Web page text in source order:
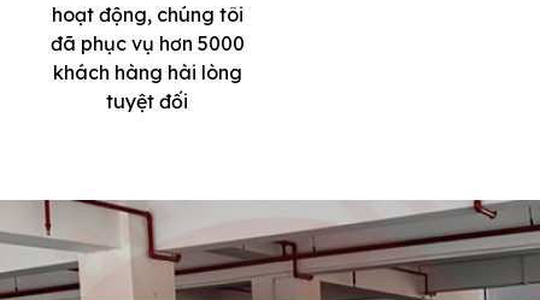
hoạt động, chúng tôi
đã phục vụ hơn 5000
khách hàng hài lòng
tuyệt đối